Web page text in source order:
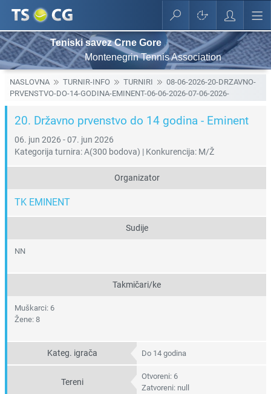
Teniski savez Crne Gore
Montenegrin Tennis Association
NASLOVNA TURNIR-INFO TURNIRI
08-06-2026-20-DRZAVNO-
PRVENSTVO-DO-14-GODINA-EMINENT-06-06-2026-07-06-2026-
20. Državno prvenstvo do 14 godina - Eminent
06. jun 2026 - 07. jun 2026
Kategorija turnira: A(300 bodova) | Konkurencija: M/Ž
Organizator
TK EMINENT
Sudije
NN
Takmičari/ke
Muškarci: 6
Žene: 8
Kateg. igrača Do 14 godina
Tereni
Otvoreni: 6
Zatvoreni: null